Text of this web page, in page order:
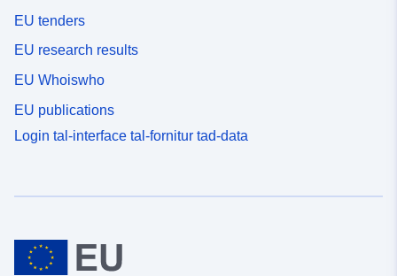
EU tenders
EU research results
EU Whoiswho
EU publications
Login tal-interface tal-fornitur tad-data